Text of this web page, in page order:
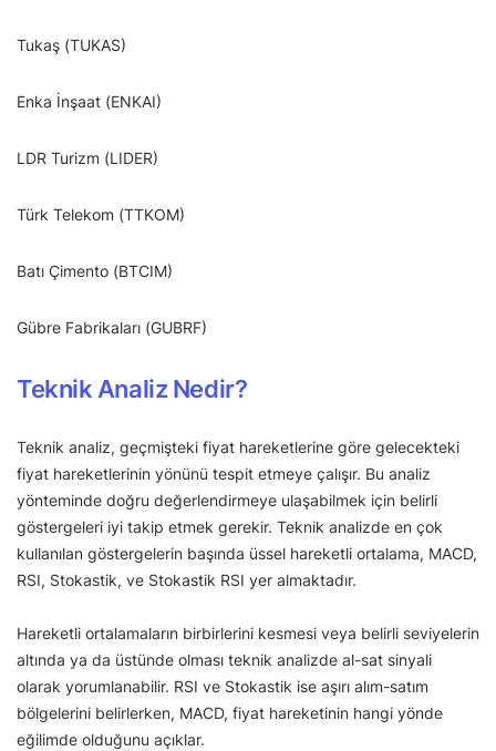
Tukaş (TUKAS)
Enka İnşaat (ENKAI)
LDR Turizm (LIDER)
Türk Telekom (TTKOM)
Batı Çimento (BTCIM)
Gübre Fabrikaları (GUBRF)
Teknik Analiz Nedir?
Teknik analiz, geçmişteki fiyat hareketlerine göre gelecekteki
fiyat hareketlerinin yönünü tespit etmeye çalışır. Bu analiz
yönteminde doğru değerlendirmeye ulaşabilmek için belirli
göstergeleri iyi takip etmek gerekir. Teknik analizde en çok
kullanılan göstergelerin başında üssel hareketli ortalama, MACD,
RSI, Stokastik, ve Stokastik RSI yer almaktadır.
Hareketli ortalamaların birbirlerini kesmesi veya belirli seviyelerin
altında ya da üstünde olması teknik analizde al-sat sinyali
olarak yorumlanabilir. RSI ve Stokastik ise aşırı alım-satım
bölgelerini belirlerken, MACD, fiyat hareketinin hangi yönde
eğilimde olduğunu açıklar.